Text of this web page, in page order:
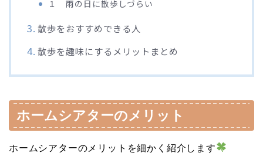
１ 雨の日に散歩しづらい
散歩をおすすめできる人
散歩を趣味にするメリットまとめ
ホームシアターのメリット
ホームシアターのメリットを細かく紹介します